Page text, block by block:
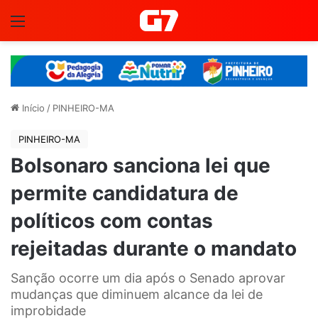
Início / PINHEIRO-MA
PINHEIRO-MA
Bolsonaro sanciona lei que
permite candidatura de
políticos com contas
rejeitadas durante o mandato
Sanção ocorre um dia após o Senado aprovar
mudanças que diminuem alcance da lei de
improbidade